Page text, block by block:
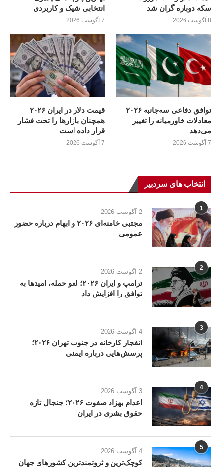
سکه دوباره گران شد
8 آگوست 2026
انتخابی شیک و کاربردی
7 آگوست 2026
توافق دفاعی سه‌جانبه ۲۰۲۶
معادلات خاورمیانه را تغییر
می‌دهد
7 آگوست 2026
قیمت دلار در ایران ۲۰۲۶
همچنان بازارها را تحت فشار
قرار داده است
7 آگوست 2026
انتخاب های سردبیر
1 2 آگوست 2026
مجتبی خامنه‌ای ۲۰۲۶ و ابهام درباره حضور
عمومی
2 2 آگوست 2026
ترامپ و ایران ۲۰۲۶؛ لغو حمله، امیدها به
توافق را افزایش داد
3 4 آگوست 2026
انفجار کارخانه در جنوب تهران ۲۰۲۶؛
پرسش‌هایی درباره ایمنی
4 3 آگوست 2026
اعدام بهزاد صفوت ۲۰۲۶؛ جنجال تازه
حقوق بشری در ایران
5 4 آگوست 2026
کوچک‌ترین و ثروتمندترین کشورهای جهان